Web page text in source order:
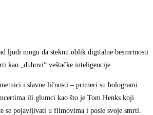
ljudi mogu da steknu oblik digitalne besmrtnosti
kao „duhovi“ veštačke inteligencije.
i slavne ličnosti – primeri su hologrami
ili glumci kao što je Tom Henks koji
se pojavljivati u filmovima i posle svoje smrti.